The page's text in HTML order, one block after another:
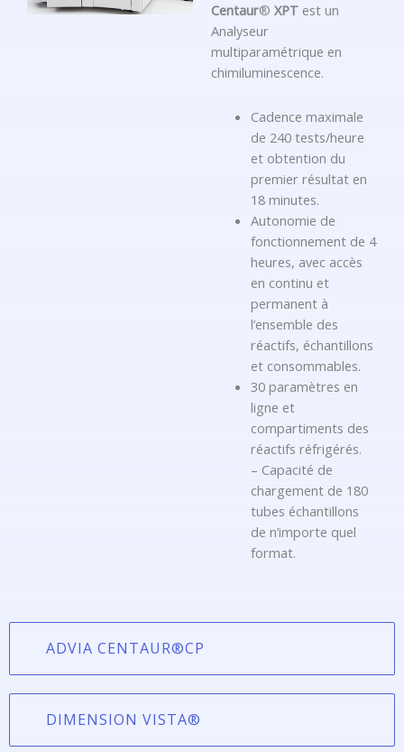
ADVIA CENTAUR®CP
DIMENSION VISTA®
Centaur® XPT est un
Analyseur
multiparamétrique en
chimiluminescence.
Cadence maximale
de 240 tests/heure
et obtention du
premier résultat en
18 minutes.
Autonomie de
fonctionnement de 4
heures, avec accès
en continu et
permanent à
l’ensemble des
réactifs, échantillons
et consommables.
30 paramètres en
ligne et
compartiments des
réactifs réfrigérés.
– Capacité de
chargement de 180
tubes échantillons
de n’importe quel
format.